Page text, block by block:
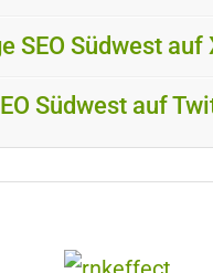
SEO Südwest auf
Südwest auf